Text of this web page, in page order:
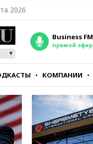
2026
Business FM
прямой эфир
КОМПАНИИ